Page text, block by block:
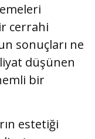
cerrahi
sonuçları ne
düşünen
bir
estetiği